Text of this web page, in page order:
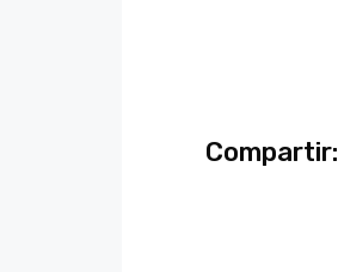
Compartir: